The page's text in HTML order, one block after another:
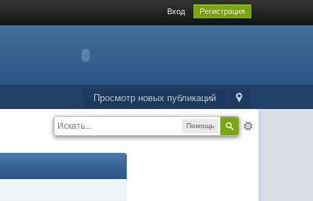
Вход Регистрация
Просмотр новых публикаций
Помощь